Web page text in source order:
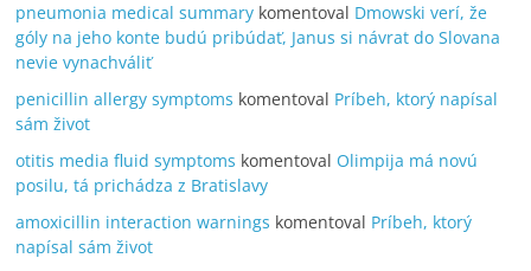
pneumonia medical summary komentoval Dmowski verí, že
góly na jeho konte budú pribúdať, Janus si návrat do Slovana
nevie vynachváliť
penicillin allergy symptoms komentoval Príbeh, ktorý napísal
sám život
otitis media fluid symptoms komentoval Olimpija má novú
posilu, tá prichádza z Bratislavy
amoxicillin interaction warnings komentoval Príbeh, ktorý
napísal sám život